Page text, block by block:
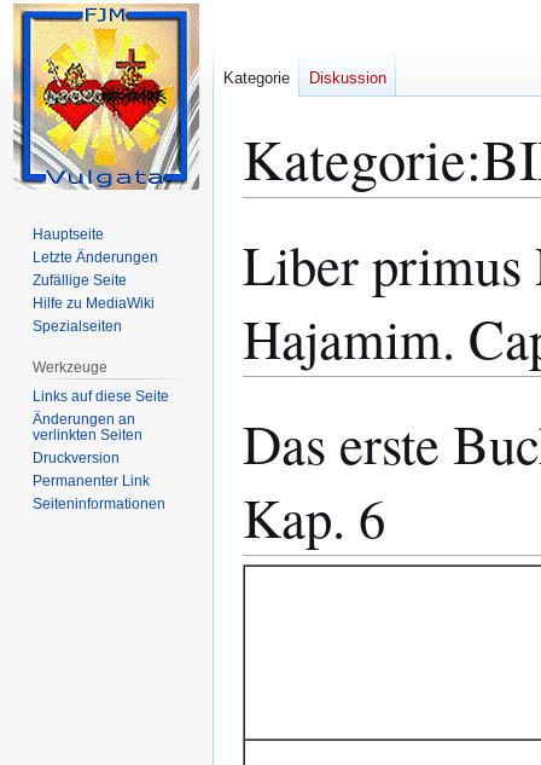
Kategorie:
Navigation
Suche
Liber primus
Hajamim.
Das erste
Kap. 6
Kategorie Diskussion
Hauptseite
Letzte Änderungen
Zufällige Seite
Hilfe zu MediaWiki
Spezialseiten
Werkzeuge
Links auf diese Seite
Änderungen an
verlinkten Seiten
Druckversion
Permanenter Link
Seiten­­informationen